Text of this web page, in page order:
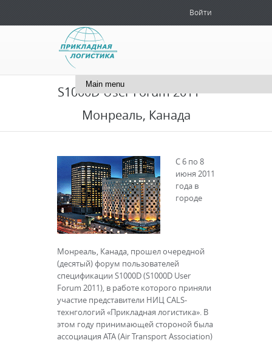
Войти
S1000D User Forum 2011 —
Монреаль, Канада
С 6 по 8
июня 2011
года в
городе
Монреаль, Канада, прошел очередной
(десятый) форум пользователей
спецификации S1000D (S1000D User
Forum 2011), в работе которого приняли
участие представители НИЦ CALS-
технгологий «Прикладная логистика». В
этом году принимающей стороной была
ассоциация ATA (Air Transport Association)